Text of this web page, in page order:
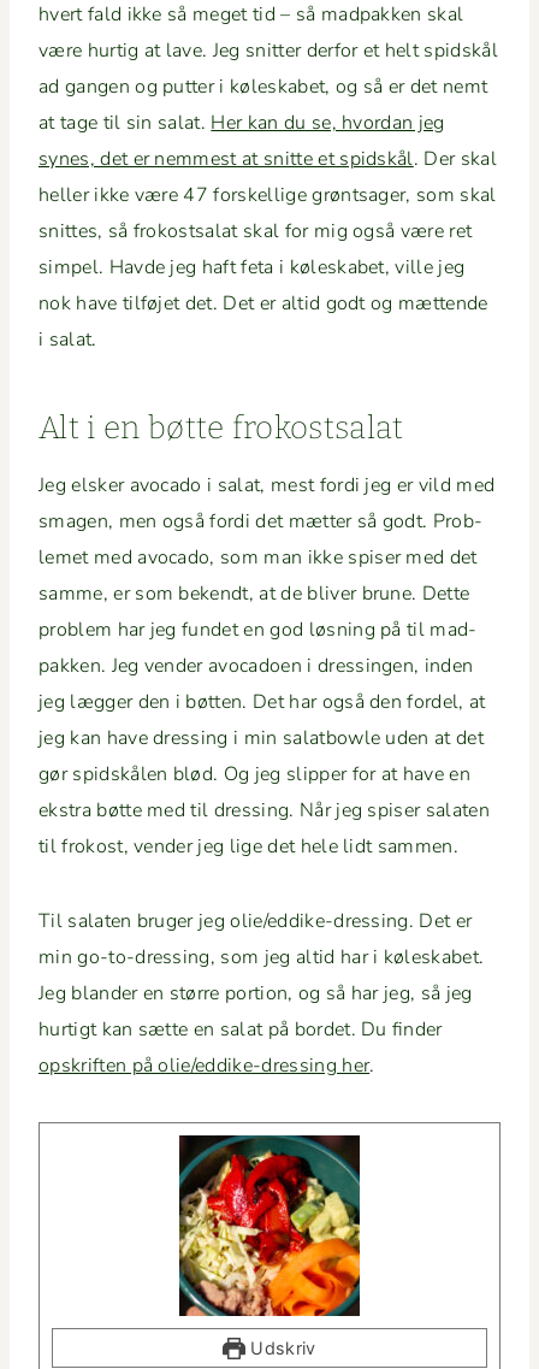
hvert fald ikke så meget tid – så mad­pakken skal
være hur­tig at lave. Jeg snit­ter der­for et helt spid­skål
ad gan­gen og put­ter i kølesk­a­bet, og så er det nemt
at tage til sin salat. Her kan du se, hvor­dan jeg
synes, det er nemmest at snitte et spid­skål. Der skal
heller ikke være 47 forskel­lige grøntsager, som skal
snittes, så frokost­salat skal for mig også være ret
sim­pel. Havde jeg haft feta i kølesk­a­bet, ville jeg
nok have til­fø­jet det. Det er altid godt og mæt­tende
i salat.
Alt i en bøtte frokostsalat
Jeg elsker avo­ca­do i salat, mest for­di jeg er vild med
sma­gen, men også for­di det mæt­ter så godt. Prob­
lemet med avo­ca­do, som man ikke spis­er med det
samme, er som bek­endt, at de bliv­er brune. Dette
prob­lem har jeg fun­det en god løs­ning på til mad­
pakken. Jeg vender avo­ca­doen i dressin­gen, inden
jeg læg­ger den i bøt­ten. Det har også den fordel, at
jeg kan have dress­ing i min salat­bowle uden at det
gør spid­skålen blød. Og jeg slip­per for at have en
ekstra bøtte med til dress­ing. Når jeg spis­er salat­en
til frokost, vender jeg lige det hele lidt sammen.
Til salat­en bruger jeg olie/ed­dike-dress­ing. Det er
min go-to-dress­ing, som jeg altid har i kølesk­a­bet.
Jeg bland­er en større por­tion, og så har jeg, så jeg
hur­tigt kan sætte en salat på bor­det. Du find­er
opskriften på olie/ed­dike-dress­ing her.
Udskriv